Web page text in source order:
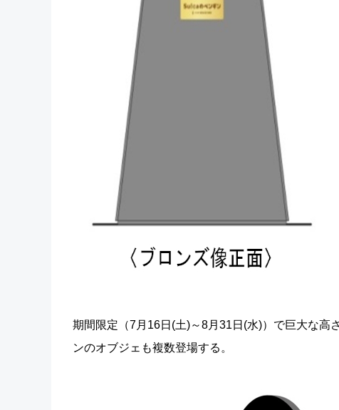
期間限定（7月16日(土)～8月31日(水)）で巨大な
ンのオブジェも複数登場する。